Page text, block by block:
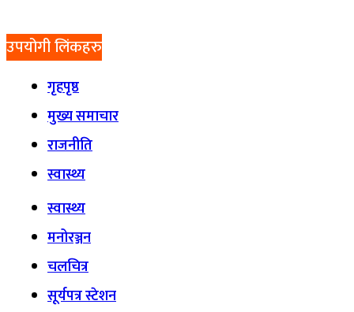
उपयोगी लिंकहरु
गृहपृष्ठ
मुख्य समाचार
राजनीति
स्वास्थ्य
स्वास्थ्य
मनोरञ्जन
चलचित्र
सूर्यपत्र स्टेशन